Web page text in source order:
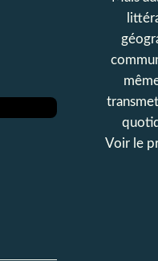
Voir le